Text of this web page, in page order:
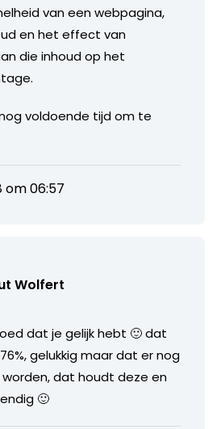
van een webpagina,
en het effect van
die inhoud op het
voldoende tijd om te
om 06:57
Wolfert
dat je gelijk hebt 🙂 dat
gelukkig maar dat er nog
dat houdt deze en
🙂